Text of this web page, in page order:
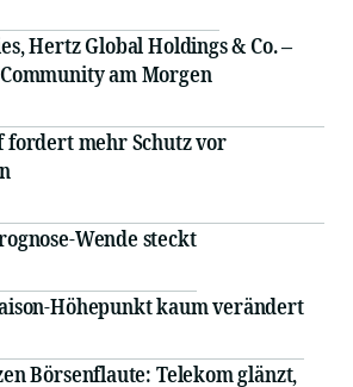
Hertz Global Holdings & Co. –
am Morgen
fordert mehr Schutz vor
Wende steckt
Höhepunkt kaum verändert
Börsenflaute: Telekom glänzt,